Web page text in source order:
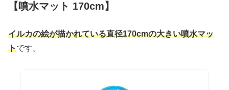
【噴水マット 170cm】
イルカの絵が描かれている直径170cmの大きい噴水マッ
トです。